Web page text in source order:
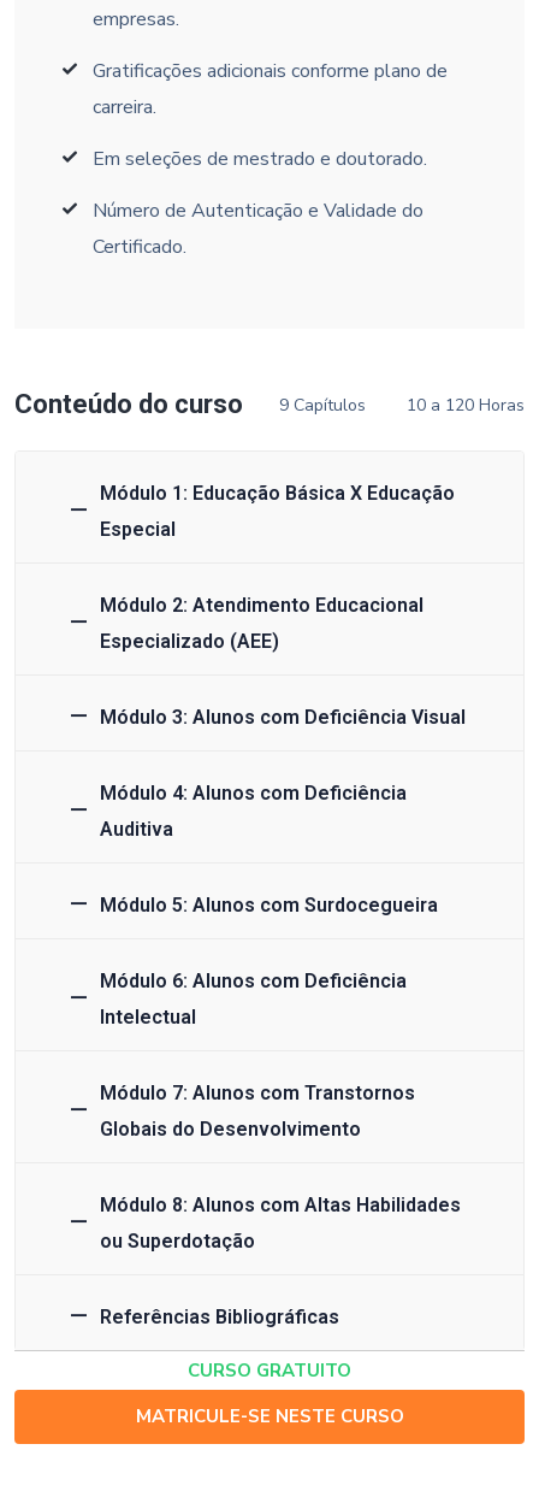
empresas.
Gratificações adicionais conforme plano de
carreira.
Em seleções de mestrado e doutorado.
Número de Autenticação e Validade do
Certificado.
Conteúdo do curso 9 Capítulos 10 a 120 Horas
Módulo 1: Educação Básica X Educação
Especial
Módulo 2: Atendimento Educacional
Especializado (AEE)
Módulo 3: Alunos com Deficiência Visual
Módulo 4: Alunos com Deficiência
Auditiva
Módulo 5: Alunos com Surdocegueira
Módulo 6: Alunos com Deficiência
Intelectual
Módulo 7: Alunos com Transtornos
Globais do Desenvolvimento
Módulo 8: Alunos com Altas Habilidades
ou Superdotação
Referências Bibliográficas
CURSO GRATUITO
MATRICULE-SE NESTE CURSO